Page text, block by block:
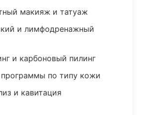
макияж и татуаж
и лимфодренажный
и карбоновый пилинг
по типу кожи
и кавитация